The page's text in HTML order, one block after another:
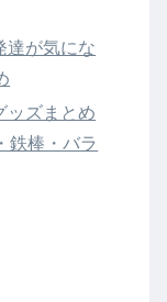
達が気にな
ッズまとめ
鉄棒・バラ